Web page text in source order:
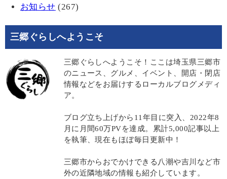
お知らせ (267)
三郷ぐらしへようこそ
三郷ぐらしへようこそ！ここは埼玉県三郷市
のニュース、グルメ、イベント、開店・閉店
情報などをお届けするローカルブログメディ
ア。
ブログ立ち上げから11年目に突入、2022年8
月に月間60万PVを達成。累計5,000記事以上
を執筆、現在もほぼ毎日更新中！
三郷市からおでかけできる八潮や吉川など市
外の近隣地域の情報も紹介しています。